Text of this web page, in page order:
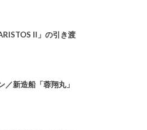
II」の引き渡
／新造船「蓉翔丸」